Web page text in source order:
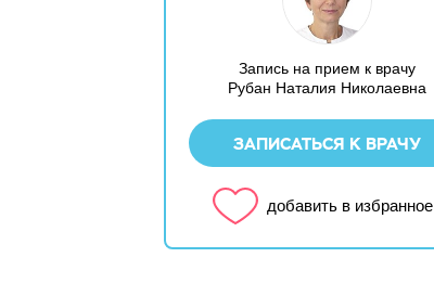
Запись на прием к врачу
Рубан Наталия Николаевна
ЗАПИСАТЬСЯ К ВРАЧУ
добавить в избранное